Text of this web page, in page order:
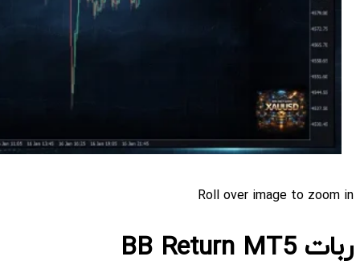
Roll over image to zoom in
ربات BB Return MT5